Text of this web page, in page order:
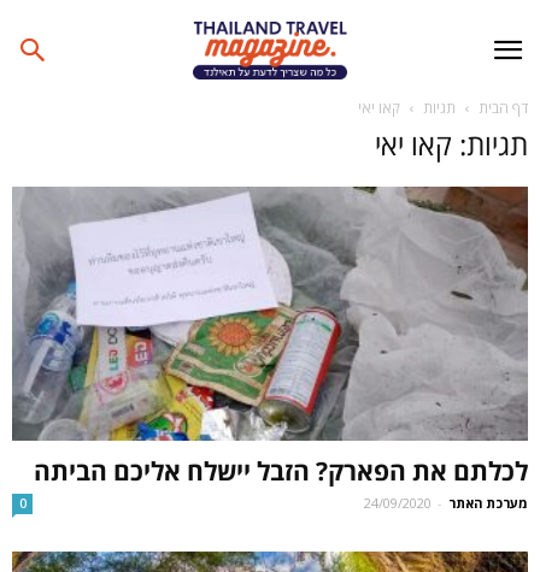
דף הבית תגיות קאו יאי
תגיות: קאו יאי
לכלתם את הפארק? הזבל יישלח אליכם הביתה
מערכת האתר -
24/09/2020
0